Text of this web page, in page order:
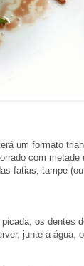
um formato
com metade
fatias, tampe
os dentes
junte a água,